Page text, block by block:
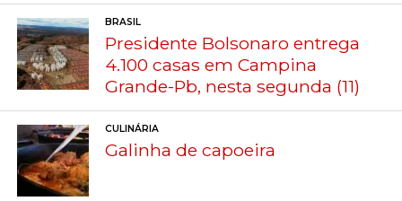
BRASIL
Presidente Bolsonaro entrega
4.100 casas em Campina
Grande-Pb, nesta segunda (11)
CULINÁRIA
Galinha de capoeira